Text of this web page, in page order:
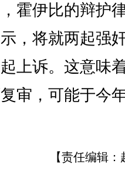
伊比的辩护
，将就两起强
上诉。这意味
审，可能于今
【责任编辑：